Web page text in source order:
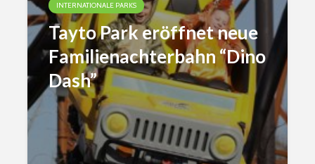
INTERNATIONALE PARKS
Tayto Park eröffnet neue
Familienachterbahn “Dino
Dash”